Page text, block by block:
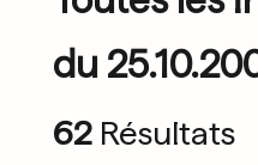
du
62 Résultats